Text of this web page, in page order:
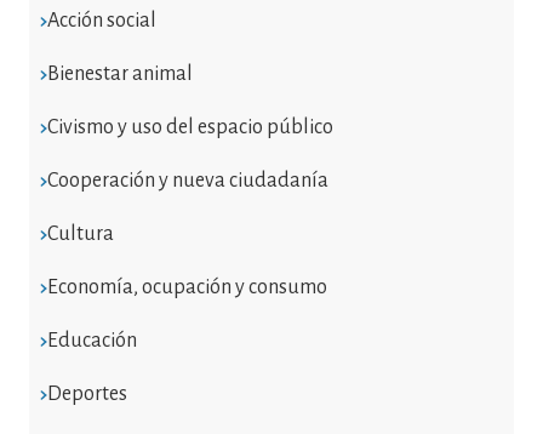
Acción social
Bienestar animal
Civismo y uso del espacio público
Cooperación y nueva ciudadanía
Cultura
Economía, ocupación y consumo
Educación
Deportes